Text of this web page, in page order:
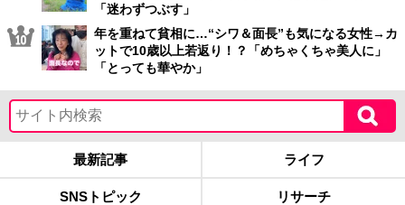
「迷わずつぶす」
年を重ねて貧相に…“シワ＆面長”も気になる女性→カ
ットで10歳以上若返り！？「めちゃくちゃ美人に」
「とっても華やか」
最新記事 ライフ
SNSトピック リサーチ